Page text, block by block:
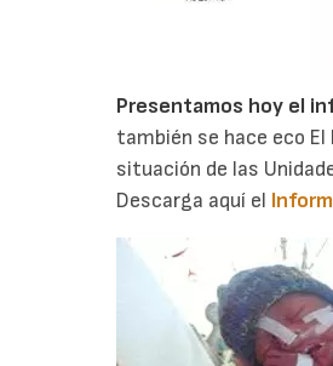
Presentamos hoy el
también se hace eco
situación de las
Descarga aquí el